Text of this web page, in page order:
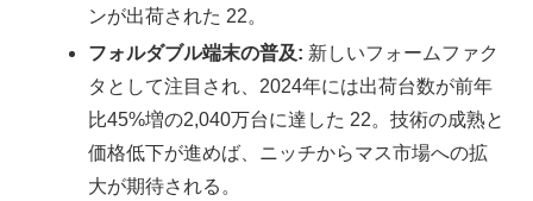
ンが出荷された 22。
フォルダブル端末の普及: 新しいフォームファク
タとして注目され、2024年には出荷台数が前年
比45%増の2,040万台に達した 22。技術の成熟と
価格低下が進めば、ニッチからマス市場への拡
大が期待される。